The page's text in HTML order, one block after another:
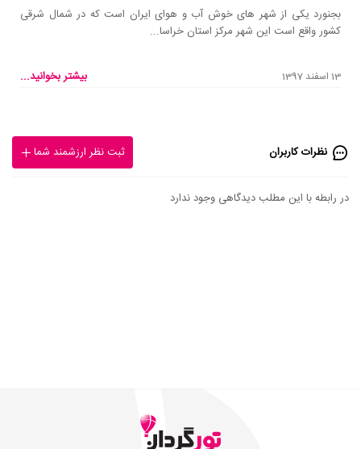
بجنورد یکی از شهر های خوش آب و هوای ایران است که در شمال شرقی
کشور واقع است این شهر مرکز استان خراسا...
13 اسفند 1397 بیشتر بخوانید...
نظرات کاربران ثبت نظر ارزشمند شما
در رابطه با این مطلب دیدگاهی وجود ندارد